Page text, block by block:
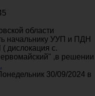
области
начальнику УУП и ПДН
дислокация с.
,в решении
30/09/2024 в